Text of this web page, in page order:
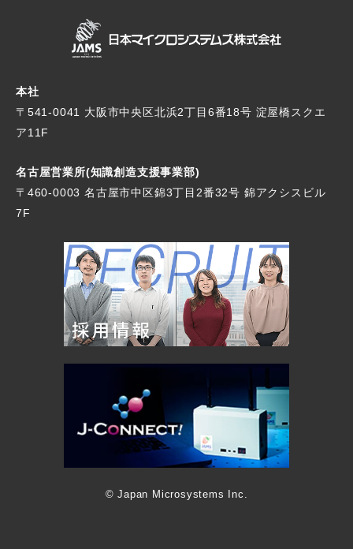
本社
〒541-0041 大阪市中央区北浜2丁目6番18号 淀屋橋スクエ
ア11F
名古屋営業所(知識創造支援事業部)
〒460-0003 名古屋市中区錦3丁目2番32号 錦アクシスビル
7F
© Japan Microsystems Inc.